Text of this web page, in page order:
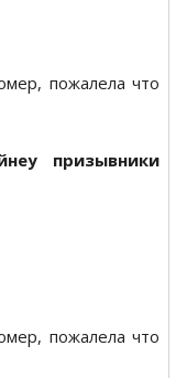
пожалела что
призывники
пожалела что